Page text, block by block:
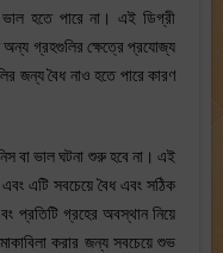
হতে পারে না। এই ডিগ্রী
অন্য গ্রহগুলির ক্ষেত্রে প্রযোজ্য
জন্য বৈধ নাও হতে পারে কারণ
বা ভাল ঘটনা শুরু হবে না। এই
এবং এটি সবচেয়ে বৈধ এবং সঠিক
প্রতিটি গ্রহের অবস্থান নিয়ে
করার জন্য সবচেয়ে শুভ